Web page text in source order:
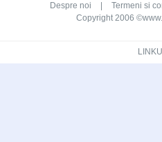
Despre noi
Termeni si
Copyright 2006